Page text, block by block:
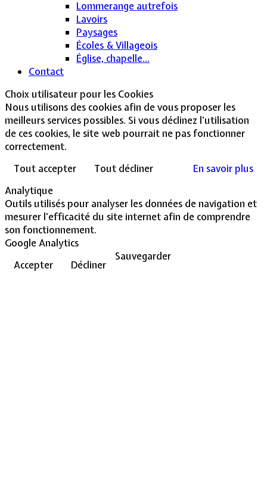
Lommerange autrefois
Lavoirs
Paysages
Écoles & Villageois
Église, chapelle...
Contact
Choix utilisateur pour les Cookies
Nous utilisons des cookies afin de vous proposer les
meilleurs services possibles. Si vous déclinez l'utilisation
de ces cookies, le site web pourrait ne pas fonctionner
correctement.
Tout accepter
Tout décliner
En savoir plus
Analytique
Outils utilisés pour analyser les données de navigation et
mesurer l'efficacité du site internet afin de comprendre
son fonctionnement.
Google Analytics
Accepter
Décliner
Sauvegarder